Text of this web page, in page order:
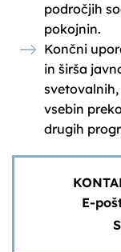
področjih
pokojnin.
Končni
in širša
vsebin
drugih
E-